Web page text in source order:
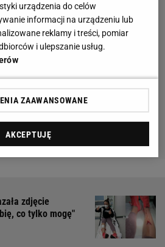
zdjęcie
co tylko mogę"
urządzenia do celów
informacji na urządzeniu lub
reklamy i treści, pomiar
i ulepszanie usług.
ZAAWANSOWANE
AKCEPTUJĘ